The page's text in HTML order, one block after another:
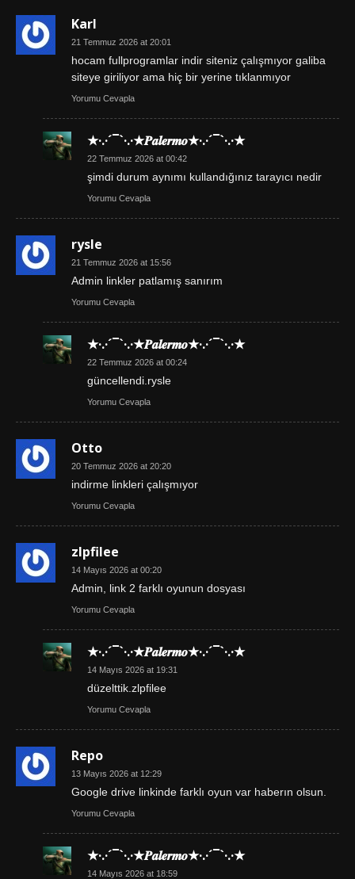
Karl
21 Temmuz 2026 at 20:01
hocam fullprogramlar indir siteniz çalışmıyor galiba
siteye giriliyor ama hiç bir yerine tıklanmıyor
Yorumu Cevapla
★·.·´¯`·.·★𝑷𝒂𝒍𝒆𝒓𝒎𝒐★·.·´¯`·.·★
22 Temmuz 2026 at 00:42
şimdi durum aynımı kullandığınız tarayıcı nedir
Yorumu Cevapla
rysle
21 Temmuz 2026 at 15:56
Admin linkler patlamış sanırım
Yorumu Cevapla
★·.·´¯`·.·★𝑷𝒂𝒍𝒆𝒓𝒎𝒐★·.·´¯`·.·★
22 Temmuz 2026 at 00:24
güncellendi.rysle
Yorumu Cevapla
Otto
20 Temmuz 2026 at 20:20
indirme linkleri çalışmıyor
Yorumu Cevapla
zlpfilee
14 Mayıs 2026 at 00:20
Admin, link 2 farklı oyunun dosyası
Yorumu Cevapla
★·.·´¯`·.·★𝑷𝒂𝒍𝒆𝒓𝒎𝒐★·.·´¯`·.·★
14 Mayıs 2026 at 19:31
düzelttik.zlpfilee
Yorumu Cevapla
Repo
13 Mayıs 2026 at 12:29
Google drive linkinde farklı oyun var haberın olsun.
Yorumu Cevapla
★·.·´¯`·.·★𝑷𝒂𝒍𝒆𝒓𝒎𝒐★·.·´¯`·.·★
14 Mayıs 2026 at 18:59